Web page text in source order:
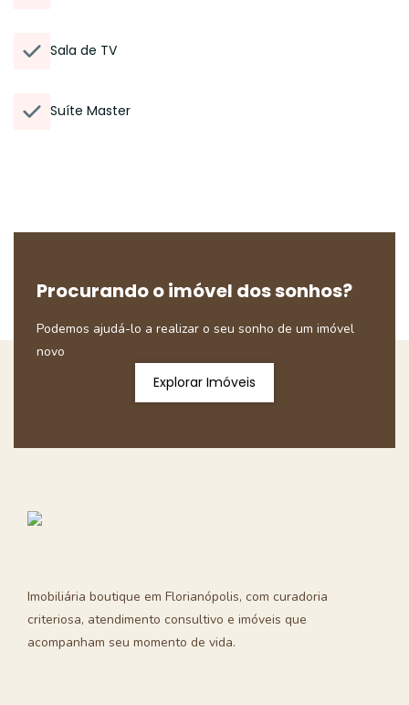
Sala de TV
Suíte Master
Procurando o imóvel dos sonhos?
Podemos ajudá-lo a realizar o seu sonho de um imóvel
novo
Explorar Imóveis
Imobiliária boutique em Florianópolis, com curadoria
criteriosa, atendimento consultivo e imóveis que
acompanham seu momento de vida.